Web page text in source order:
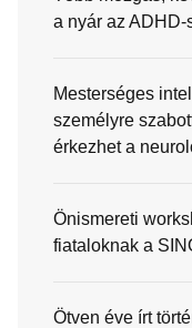
a nyár az
Mesterséges
személyre
érkezhet a
Önismereti
fiataloknak a
Ötven éve írt